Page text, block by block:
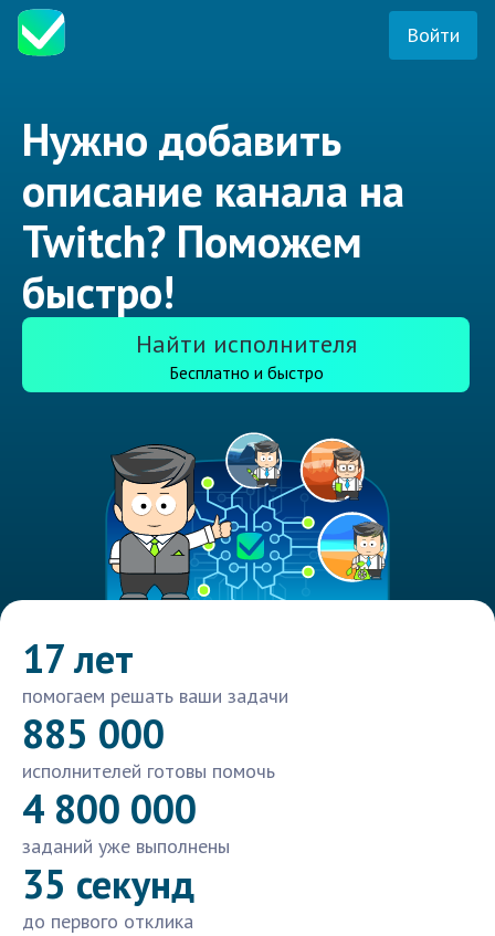
Войти
Нужно добавить
описание канала на
Twitch? Поможем
быстро!
Найти исполнителя
Бесплатно и быстро
17 лет
помогаем решать ваши задачи
885 000
исполнителей готовы помочь
4 800 000
заданий уже выполнены
35 секунд
до первого отклика